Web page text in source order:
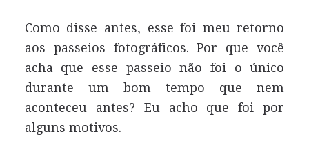
Como disse antes, esse foi meu retorno
aos passeios fotográficos. Por que você
acha que esse passeio não foi o único
durante um bom tempo que nem
aconteceu antes? Eu acho que foi por
alguns motivos.